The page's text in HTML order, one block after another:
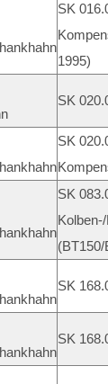
SK
1995)
SK
SK
SK
(BT150/
SK
SK